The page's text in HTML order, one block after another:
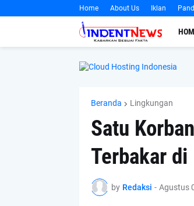
Home About Us Iklan
Beranda Lingkungan
Satu
Terbakar di
by Redaksi - Agustus